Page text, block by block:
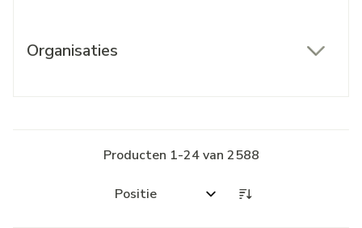
Organisaties
Producten 1-24van 2588
Sorteer op: